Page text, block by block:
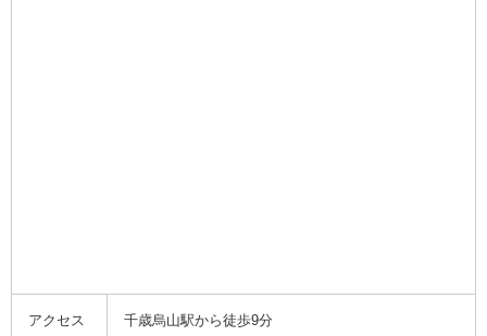
アクセス 千歳烏山駅から徒歩9分